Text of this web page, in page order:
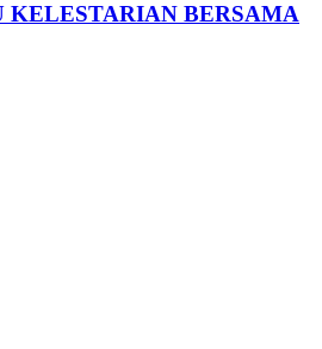
KELESTARIAN BERSAMA